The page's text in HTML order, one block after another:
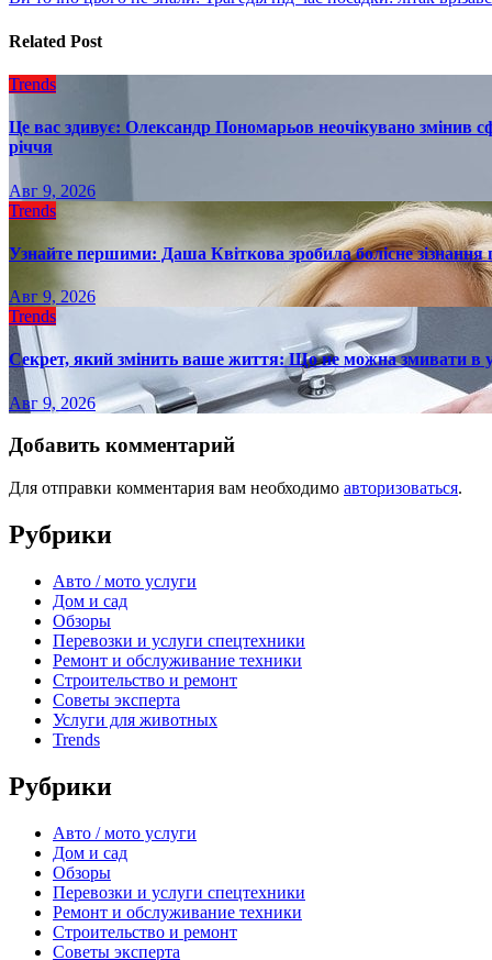
Related Post
Trends
Це вас здивує: Олександр Пономарьов неочікувано змінив
річчя
Авг 9, 2026
Trends
Узнайте першими: Даша Квіткова зробила болісне
Авг 9, 2026
Trends
Секрет, який змінить ваше життя: Що не можна змивати в
Авг 9, 2026
Добавить комментарий
Для отправки комментария вам необходимо авторизоваться.
Рубрики
Авто / мото услуги
Дом и сад
Обзоры
Перевозки и услуги спецтехники
Ремонт и обслуживание техники
Строительство и ремонт
Советы эксперта
Услуги для животных
Trends
Рубрики
Авто / мото услуги
Дом и сад
Обзоры
Перевозки и услуги спецтехники
Ремонт и обслуживание техники
Строительство и ремонт
Советы эксперта